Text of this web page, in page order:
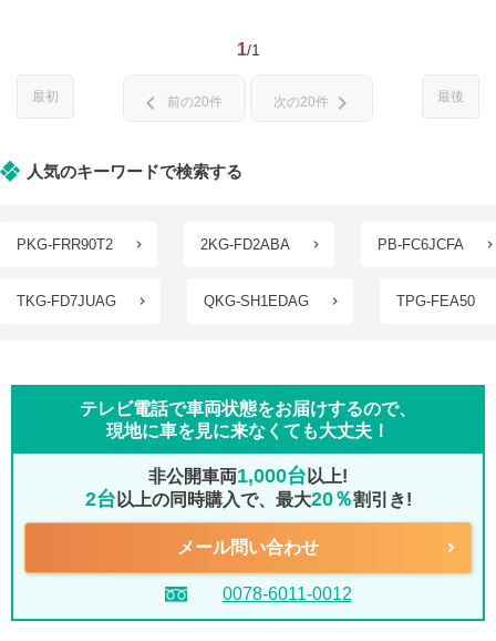
1/1
最初 最後
chevron_left 前の20件 次の20件 chevron_right
人気のキーワードで検索する
PKG-FRR90T2 2KG-FD2ABA PB-FC6JCFA
TKG-FD7JUAG QKG-SH1EDAG TPG-FEA50
テレビ電話で車両状態をお届けするので、
現地に車を見に来なくても大丈夫！
非公開車両1,000台 以上!
2台 以上の同時購入で、最大20％割引き!
メール問い合わせ
0078-6011-0012